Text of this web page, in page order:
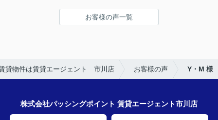
明るく接しやすく、頼りになる方でした。
お客様の声一覧
貸物件は賃貸エージェント 市川店 お客様の声 Y・M 様
株式会社パッシングポイント 賃貸エージェント市川店